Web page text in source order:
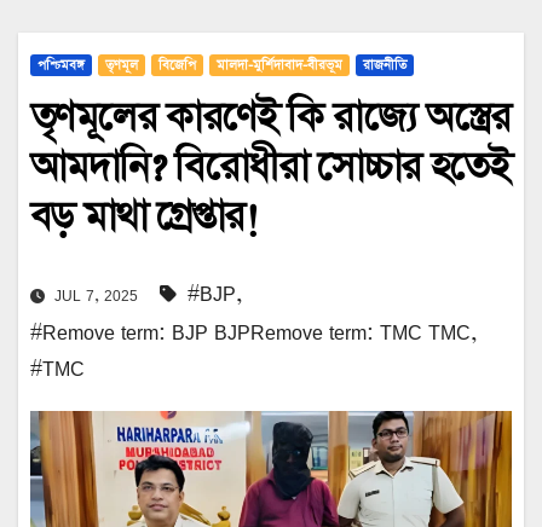
পশ্চিমবঙ্গ তৃণমূল বিজেপি মালদা-মুর্শিদাবাদ-বীরভূম রাজনীতি
তৃণমূলের কারণেই কি রাজ্যে অস্ত্রের
আমদানি? বিরোধীরা সোচ্চার হতেই
বড় মাথা গ্রেপ্তার!
JUL 7, 2025 #BJP,
#Remove term: BJP BJPRemove term: TMC TMC,
#TMC